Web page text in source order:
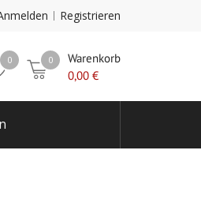
Registrieren
0 0
Warenkorb
0,00 €